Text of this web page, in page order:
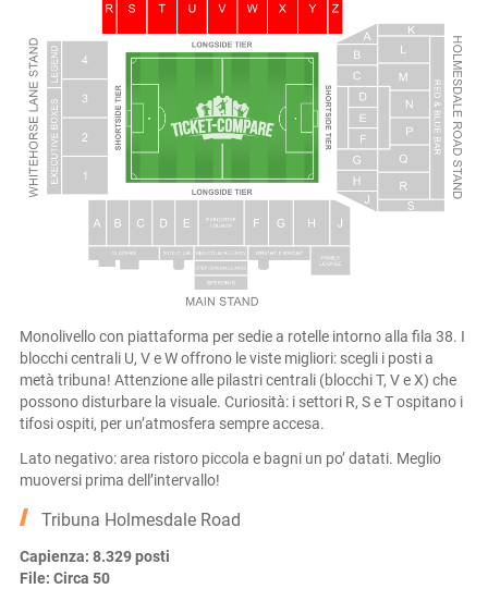
Monolivello con piattaforma per sedie a rotelle intorno alla fila 38. I
blocchi centrali U, V e W offrono le viste migliori: scegli i posti a
metà tribuna! Attenzione alle pilastri centrali (blocchi T, V e X) che
possono disturbare la visuale. Curiosità: i settori R, S e T ospitano i
tifosi ospiti, per un’atmosfera sempre accesa.
Lato negativo: area ristoro piccola e bagni un po’ datati. Meglio
muoversi prima dell’intervallo!
Tribuna Holmesdale Road
Capienza: 8.329 posti
File: Circa 50